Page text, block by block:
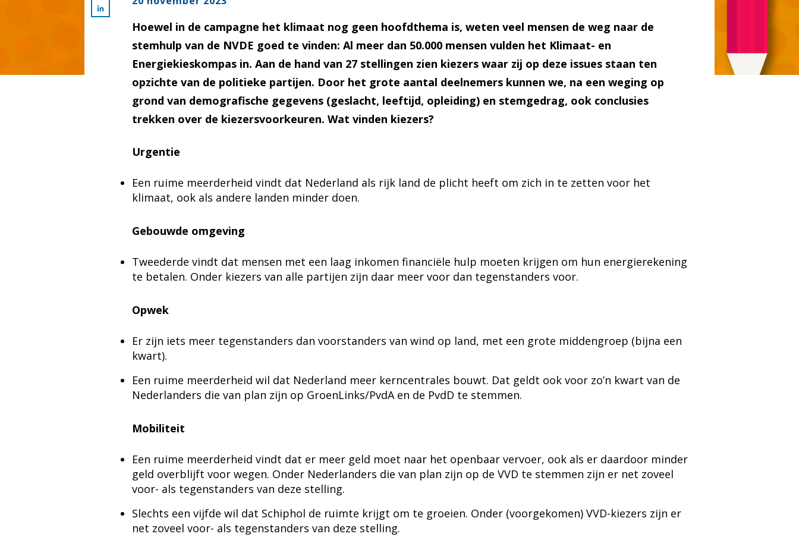
Hoewel in de campagne het klimaat nog geen hoofdthema is, weten veel mensen de weg naar de
stemhulp van de NVDE goed te vinden: Al meer dan 50.000 mensen vulden het Klimaat- en
Energiekieskompas in. Aan de hand van 27 stellingen zien kiezers waar zij op deze issues staan ten
opzichte van de politieke partijen. Door het grote aantal deelnemers kunnen we, na een weging op
grond van demografische gegevens (geslacht, leeftijd, opleiding) en stemgedrag, ook conclusies
trekken over de kiezersvoorkeuren. Wat vinden kiezers?
Urgentie
Een ruime meerderheid vindt dat Nederland als rijk land de plicht heeft om zich in te zetten voor het
klimaat, ook als andere landen minder doen.
Gebouwde omgeving
Tweederde vindt dat mensen met een laag inkomen financiële hulp moeten krijgen om hun energierekening
te betalen. Onder kiezers van alle partijen zijn daar meer voor dan tegenstanders voor.
Opwek
Er zijn iets meer tegenstanders dan voorstanders van wind op land, met een grote middengroep (bijna een
kwart).
Een ruime meerderheid wil dat Nederland meer kerncentrales bouwt. Dat geldt ook voor zo’n kwart van de
Nederlanders die van plan zijn op GroenLinks/PvdA en de PvdD te stemmen.
Mobiliteit
Een ruime meerderheid vindt dat er meer geld moet naar het openbaar vervoer, ook als er daardoor minder
geld overblijft voor wegen. Onder Nederlanders die van plan zijn op de VVD te stemmen zijn er net zoveel
voor- als tegenstanders van deze stelling.
Slechts een vijfde wil dat Schiphol de ruimte krijgt om te groeien. Onder (voorgekomen) VVD-kiezers zijn er
net zoveel voor- als tegenstanders van deze stelling.